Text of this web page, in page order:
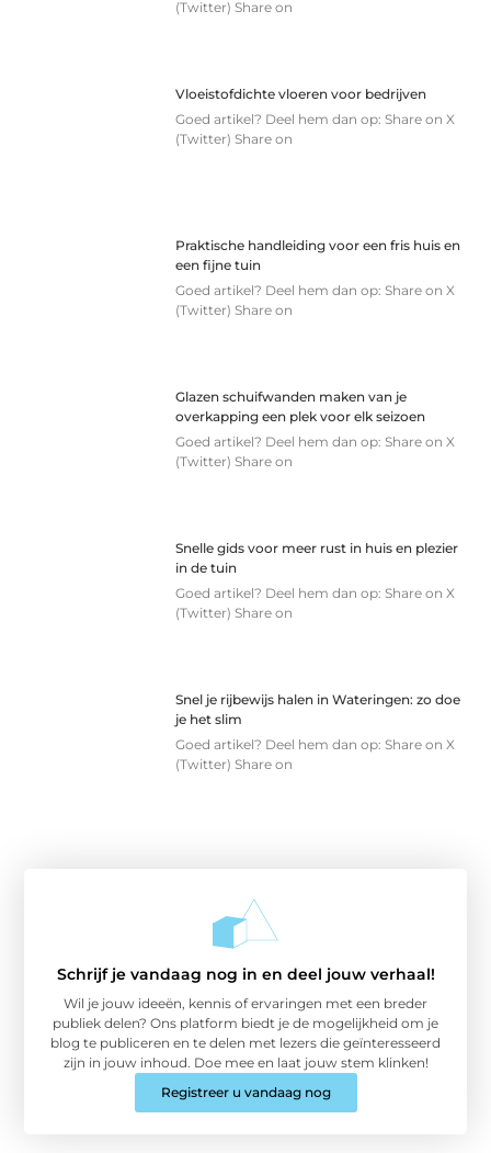
(Twitter) Share on
Vloeistofdichte vloeren voor bedrijven
Goed artikel? Deel hem dan op: Share on X
(Twitter) Share on
Praktische handleiding voor een fris huis en
een fijne tuin
Goed artikel? Deel hem dan op: Share on X
(Twitter) Share on
Glazen schuifwanden maken van je
overkapping een plek voor elk seizoen
Goed artikel? Deel hem dan op: Share on X
(Twitter) Share on
Snelle gids voor meer rust in huis en plezier
in de tuin
Goed artikel? Deel hem dan op: Share on X
(Twitter) Share on
Snel je rijbewijs halen in Wateringen: zo doe
je het slim
Goed artikel? Deel hem dan op: Share on X
(Twitter) Share on
Schrijf je vandaag nog in en deel jouw verhaal!
Wil je jouw ideeën, kennis of ervaringen met een breder
publiek delen? Ons platform biedt je de mogelijkheid om je
blog te publiceren en te delen met lezers die geïnteresseerd
zijn in jouw inhoud. Doe mee en laat jouw stem klinken!
Registreer u vandaag nog